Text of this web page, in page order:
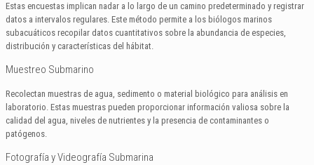
Estas encuestas implican nadar a lo largo de un camino predeterminado y registrar
datos a intervalos regulares. Este método permite a los biólogos marinos
subacuáticos recopilar datos cuantitativos sobre la abundancia de especies,
distribución y características del hábitat.
Muestreo Submarino
Recolectan muestras de agua, sedimento o material biológico para análisis en
laboratorio. Estas muestras pueden proporcionar información valiosa sobre la
calidad del agua, niveles de nutrientes y la presencia de contaminantes o
patógenos.
Fotografía y Videografía Submarina